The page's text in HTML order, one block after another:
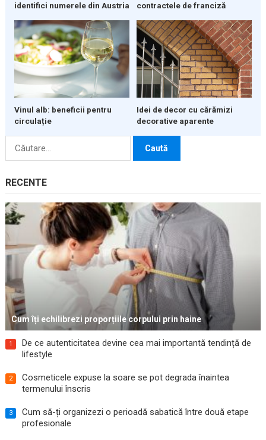
identifici numerele din Austria
contractele de franciză
Vinul alb: beneficii pentru
circulație
Idei de decor cu cărămizi
decorative aparente
Caută
RECENTE
Cum îți echilibrezi proporțiile corpului prin haine
1
De ce autenticitatea devine cea mai importantă tendință de
lifestyle
2
Cosmeticele expuse la soare se pot degrada înaintea
termenului înscris
3
Cum să-ți organizezi o perioadă sabatică între două etape
profesionale